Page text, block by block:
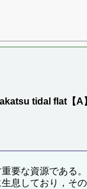
tidal flat【A
要な資源である
息しており，そ